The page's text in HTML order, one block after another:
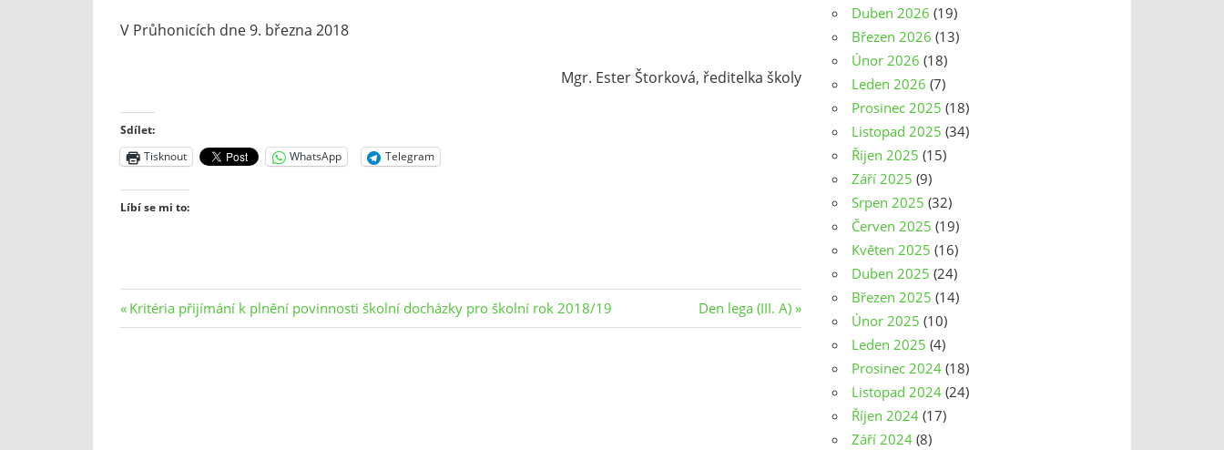
V Průhonicích dne 9. března 2018
Mgr. Ester Štorková, ředitelka školy
Sdílet:
Tisknout
WhatsApp Telegram
Líbí se mi to:
Navigace
Previous
Post:
Kritéria přijímání k plnění povinnosti školní docházky pro školní rok 2018/19
Next
Post:
Den lega (III. A)
Duben 2026 (19)
Březen 2026 (13)
Únor 2026 (18)
Leden 2026 (7)
Prosinec 2025 (18)
Listopad 2025 (34)
Říjen 2025 (15)
Září 2025 (9)
Srpen 2025 (32)
Červen 2025 (19)
Květen 2025 (16)
Duben 2025 (24)
Březen 2025 (14)
Únor 2025 (10)
Leden 2025 (4)
Prosinec 2024 (18)
Listopad 2024 (24)
Říjen 2024 (17)
Září 2024 (8)